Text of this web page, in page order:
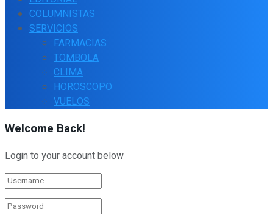
COLUMNISTAS
SERVICIOS
FARMACIAS
TOMBOLA
CLIMA
HOROSCOPO
VUELOS
Welcome Back!
Login to your account below